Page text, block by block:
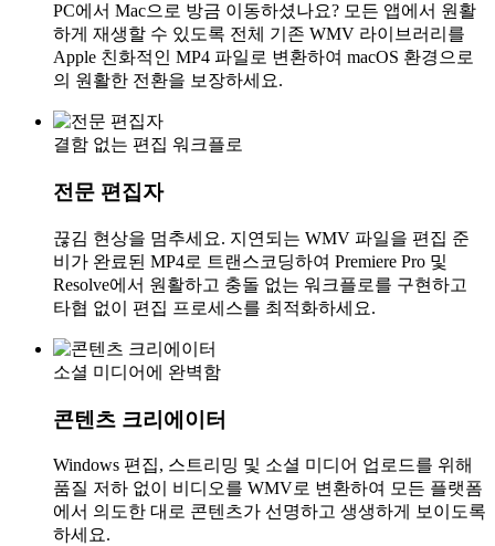
PC에서 Mac으로 방금 이동하셨나요? 모든 앱에서 원활
하게 재생할 수 있도록 전체 기존 WMV 라이브러리를
Apple 친화적인 MP4 파일로 변환하여 macOS 환경으로
의 원활한 전환을 보장하세요.
결함 없는 편집 워크플로
전문 편집자
끊김 현상을 멈추세요. 지연되는 WMV 파일을 편집 준
비가 완료된 MP4로 트랜스코딩하여 Premiere Pro 및
Resolve에서 원활하고 충돌 없는 워크플로를 구현하고
타협 없이 편집 프로세스를 최적화하세요.
소셜 미디어에 완벽함
콘텐츠 크리에이터
Windows 편집, 스트리밍 및 소셜 미디어 업로드를 위해
품질 저하 없이 비디오를 WMV로 변환하여 모든 플랫폼
에서 의도한 대로 콘텐츠가 선명하고 생생하게 보이도록
하세요.